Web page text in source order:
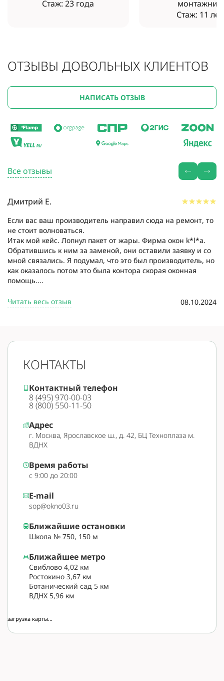
Стаж: 23 года
монтажник
Стаж: 11 лет
ОТЗЫВЫ ДОВОЛЬНЫХ КЛИЕНТОВ
НАПИСАТЬ ОТЗЫВ
Все отзывы
Дмитрий Е.
Если вас ваш производитель направил сюда на ремонт, то
не стоит волноваться.
Итак мой кейс. Лопнул пакет от жары. Фирма окон k*l*a.
Обратившись к ним за заменой, они оставили заявку и со
мной связались. Я подумал, что это был производитель, но
как оказалось потом это была контора скорая оконная
помощь....
Читать весь отзыв 08.10.2024
КОНТАКТЫ
Контактный телефон
8 (495) 970-00-03
8 (800) 550-11-50
Адрес
г. Москва, Ярославское ш., д. 42, БЦ Техноплаза м.
ВДНХ
Время работы
с 9:00 до 20:00
E-mail
sop@okno03.ru
Ближайшее метро
Свиблово 4,02 км
Ростокино 3,67 км
Ботанический сад 5 км
ВДНХ 5,96 км
Ближайшие остановки
Школа № 750, 150 м
загрузка карты...